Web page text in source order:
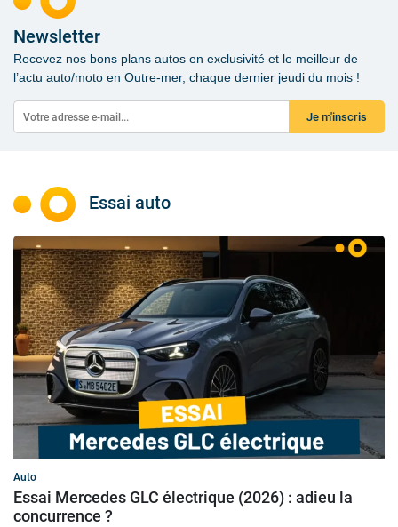
Newsletter
Recevez nos bons plans autos en exclusivité et le meilleur de
l’actu auto/moto en Outre-mer, chaque dernier jeudi du mois !
Je m'inscris
Essai auto
Auto
Essai Mercedes GLC électrique (2026) : adieu la
concurrence ?